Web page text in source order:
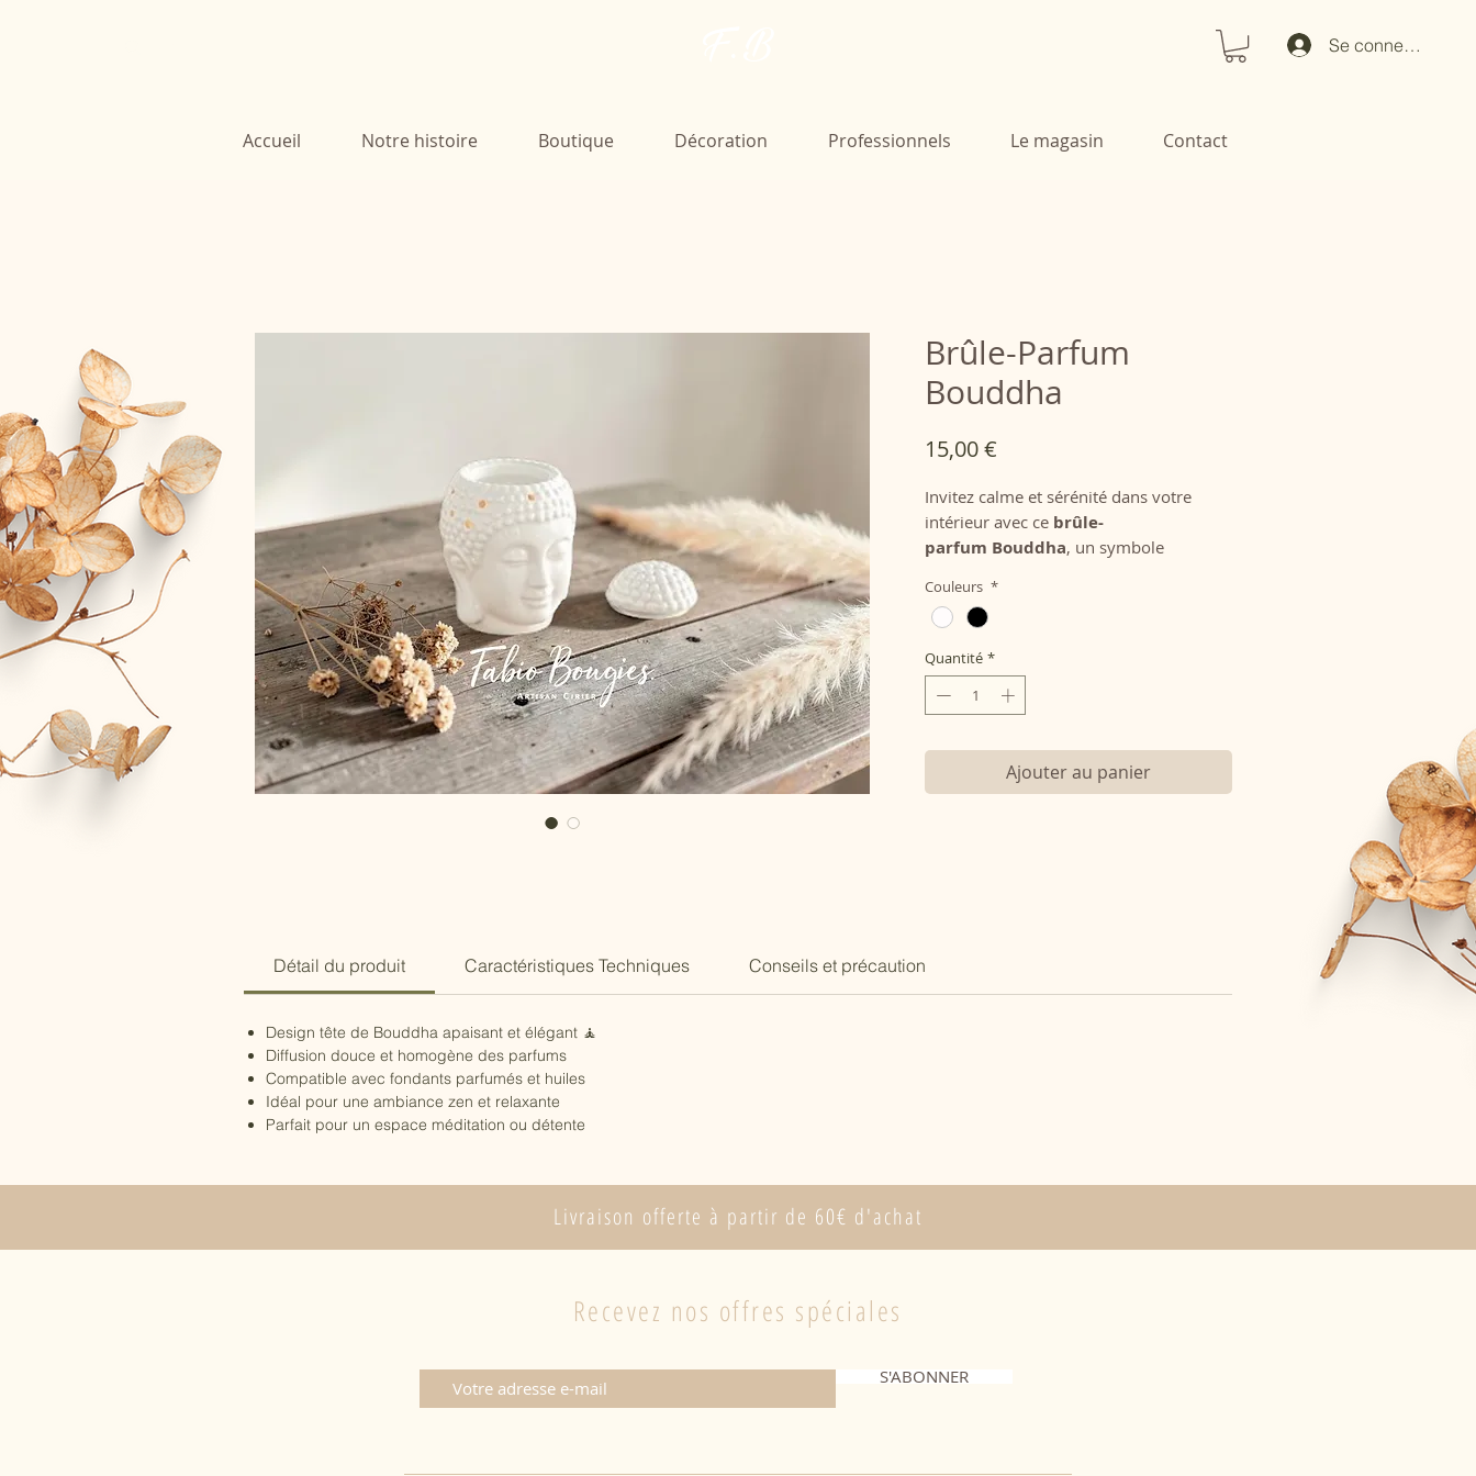
Se connecter
Accueil Notre histoire Boutique Décoration Professionnels Le magasin Contact
Brûle-Parfum
Bouddha
15,00 €
Invitez calme et sérénité dans votre
intérieur avec ce brûle-
parfum Bouddha, un symbole
bien-être.
👉Associez ce brûle-parfum à nos
fondants parfumés artisanaux Fabio
Bougiespour une diffusion optimale et
durable.
Couleurs *
Quantité *
Ajouter au panier
Détail du produit Caractéristiques Techniques Conseils et précaution
Design tête de Bouddha apaisant et élégant 🧘
Diffusion douce et homogène des parfums
Compatible avec fondants parfumés et huiles
Idéal pour une ambiance zen et relaxante
Parfait pour un espace méditation ou détente
Livraison offerte à partir de 60€ d'achat
Recevez nos offres spéciales
S'ABONNER